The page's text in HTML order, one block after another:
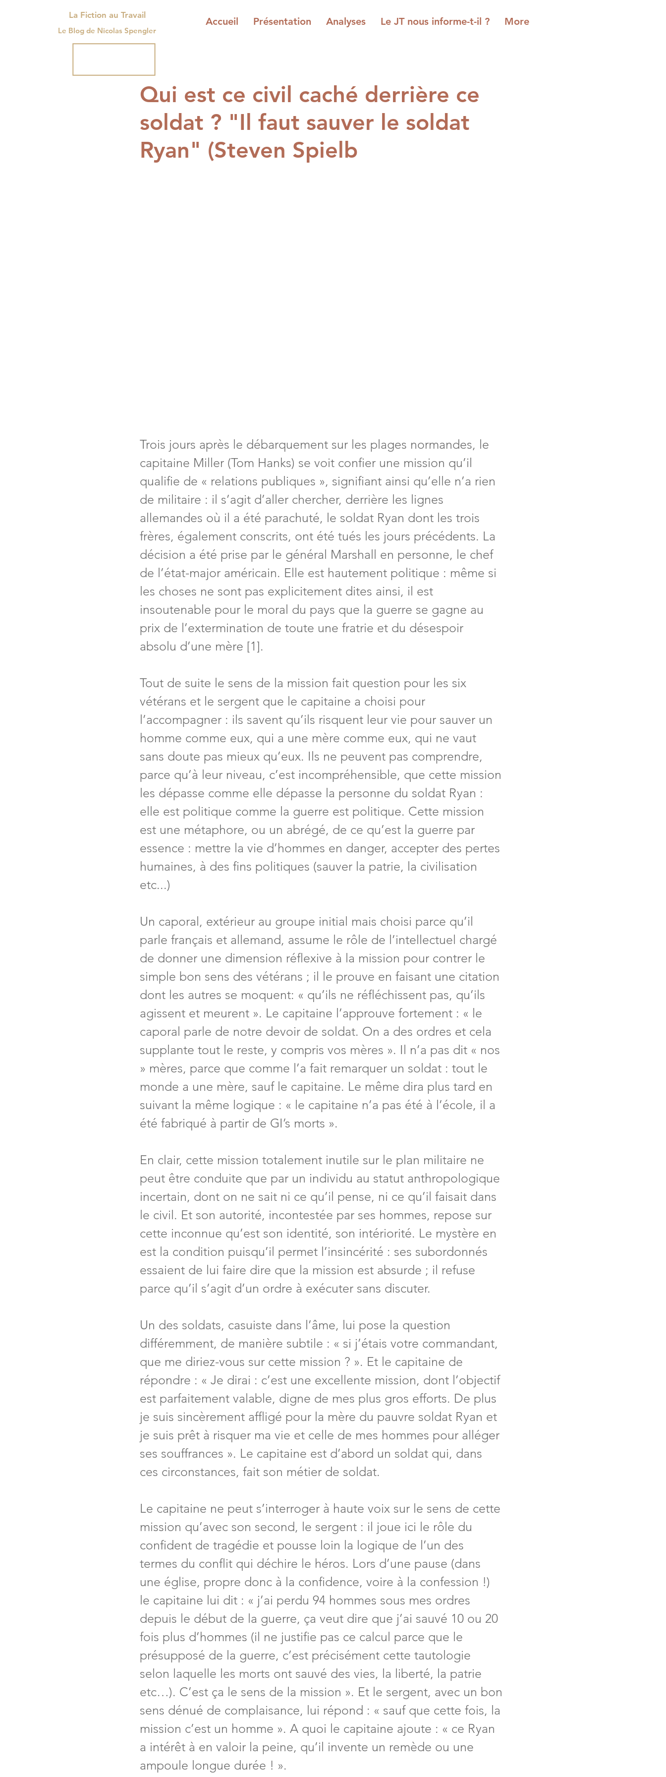
La Fiction au Travail
Le Blog de Nicolas Spengler
Accueil Présentation Analyses Le JT nous informe-t-il ? More
Qui est ce civil caché derrière ce
soldat ? "Il faut sauver le soldat
Ryan" (Steven Spielb
Trois jours après le débarquement sur les plages normandes, le
capitaine Miller (Tom Hanks) se voit confier une mission qu’il
qualifie de « relations publiques », signifiant ainsi qu’elle n’a rien
de militaire : il s’agit d’aller chercher, derrière les lignes
allemandes où il a été parachuté, le soldat Ryan dont les trois
frères, également conscrits, ont été tués les jours précédents. La
décision a été prise par le général Marshall en personne, le chef
de l’état-major américain. Elle est hautement politique : même si
les choses ne sont pas explicitement dites ainsi, il est
insoutenable pour le moral du pays que la guerre se gagne au
prix de l’extermination de toute une fratrie et du désespoir
absolu d’une mère [1].
Tout de suite le sens de la mission fait question pour les six
vétérans et le sergent que le capitaine a choisi pour
l’accompagner : ils savent qu’ils risquent leur vie pour sauver un
homme comme eux, qui a une mère comme eux, qui ne vaut
sans doute pas mieux qu’eux. Ils ne peuvent pas comprendre,
parce qu’à leur niveau, c’est incompréhensible, que cette mission
les dépasse comme elle dépasse la personne du soldat Ryan :
elle est politique comme la guerre est politique. Cette mission
est une métaphore, ou un abrégé, de ce qu’est la guerre par
essence : mettre la vie d’hommes en danger, accepter des pertes
humaines, à des fins politiques (sauver la patrie, la civilisation
etc...)
Un caporal, extérieur au groupe initial mais choisi parce qu’il
parle français et allemand, assume le rôle de l’intellectuel chargé
de donner une dimension réflexive à la mission pour contrer le
simple bon sens des vétérans ; il le prouve en faisant une citation
dont les autres se moquent: « qu’ils ne réfléchissent pas, qu’ils
agissent et meurent ». Le capitaine l’approuve fortement : « le
caporal parle de notre devoir de soldat. On a des ordres et cela
supplante tout le reste, y compris vos mères ». Il n’a pas dit « nos
» mères, parce que comme l’a fait remarquer un soldat : tout le
monde a une mère, sauf le capitaine. Le même dira plus tard en
suivant la même logique : « le capitaine n’a pas été à l’école, il a
été fabriqué à partir de GI’s morts ».
En clair, cette mission totalement inutile sur le plan militaire ne
peut être conduite que par un individu au statut anthropologique
incertain, dont on ne sait ni ce qu’il pense, ni ce qu’il faisait dans
le civil. Et son autorité, incontestée par ses hommes, repose sur
cette inconnue qu’est son identité, son intériorité. Le mystère en
est la condition puisqu’il permet l’insincérité : ses subordonnés
essaient de lui faire dire que la mission est absurde ; il refuse
parce qu’il s’agit d’un ordre à exécuter sans discuter.
Un des soldats, casuiste dans l’âme, lui pose la question
différemment, de manière subtile : « si j’étais votre commandant,
que me diriez-vous sur cette mission ? ». Et le capitaine de
répondre : « Je dirai : c’est une excellente mission, dont l’objectif
est parfaitement valable, digne de mes plus gros efforts. De plus
je suis sincèrement affligé pour la mère du pauvre soldat Ryan et
je suis prêt à risquer ma vie et celle de mes hommes pour alléger
ses souffrances ». Le capitaine est d’abord un soldat qui, dans
ces circonstances, fait son métier de soldat.
Le capitaine ne peut s’interroger à haute voix sur le sens de cette
mission qu’avec son second, le sergent : il joue ici le rôle du
confident de tragédie et pousse loin la logique de l’un des
termes du conflit qui déchire le héros. Lors d’une pause (dans
une église, propre donc à la confidence, voire à la confession !)
le capitaine lui dit : « j’ai perdu 94 hommes sous mes ordres
depuis le début de la guerre, ça veut dire que j’ai sauvé 10 ou 20
fois plus d’hommes (il ne justifie pas ce calcul parce que le
présupposé de la guerre, c’est précisément cette tautologie
selon laquelle les morts ont sauvé des vies, la liberté, la patrie
etc…). C’est ça le sens de la mission ». Et le sergent, avec un bon
sens dénué de complaisance, lui répond : « sauf que cette fois, la
mission c’est un homme ». A quoi le capitaine ajoute : « ce Ryan
a intérêt à en valoir la peine, qu’il invente un remède ou une
ampoule longue durée ! ».